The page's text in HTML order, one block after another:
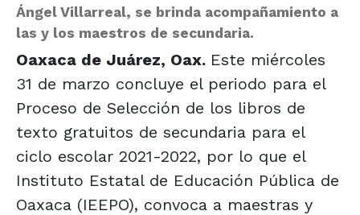
Ángel Villarreal, se brinda acompañamiento a
las y los maestros de secundaria.
Oaxaca de Juárez, Oax. Este miércoles
31 de marzo concluye el periodo para el
Proceso de Selección de los libros de
texto gratuitos de secundaria para el
ciclo escolar 2021-2022, por lo que el
Instituto Estatal de Educación Pública de
Oaxaca (IEEPO), convoca a maestras y